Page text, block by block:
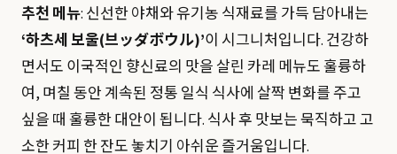
추천 메뉴: 신선한 야채와 유기농 식재료를 가득 담아내는
‘하츠세 보울(브ッダボウル)’이 시그니처입니다. 건강하
면서도 이국적인 향신료의 맛을 살린 카레 메뉴도 훌륭하
여, 며칠 동안 계속된 정통 일식 식사에 살짝 변화를 주고
싶을 때 훌륭한 대안이 됩니다. 식사 후 맛보는 묵직하고 고
소한 커피 한 잔도 놓치기 아쉬운 즐거움입니다.